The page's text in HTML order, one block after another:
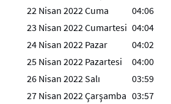
22 Nisan 2022 Cuma
04:06
23 Nisan 2022 Cumartesi 04:04
24 Nisan 2022 Pazar
04:02
25 Nisan 2022 Pazartesi
04:00
26 Nisan 2022 Salı
03:59
27 Nisan 2022 Çarşamba 03:57